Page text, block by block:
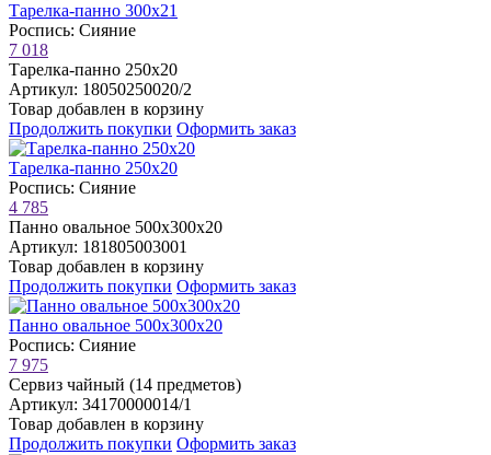
Тарелка-панно 300х21
Роспись: Сияние
7 018
Тарелка-панно 250х20
Артикул: 18050250020/2
Товар добавлен в корзину
Продолжить покупки Оформить заказ
Тарелка-панно 250х20
Роспись: Сияние
4 785
Панно овальное 500х300х20
Артикул: 181805003001
Товар добавлен в корзину
Продолжить покупки Оформить заказ
Панно овальное 500х300х20
Роспись: Сияние
7 975
Сервиз чайный (14 предметов)
Артикул: 34170000014/1
Товар добавлен в корзину
Продолжить покупки Оформить заказ